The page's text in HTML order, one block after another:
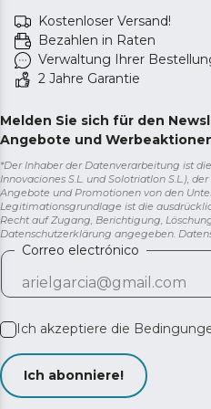
Kostenloser Versand!
Bezahlen in Raten
Verwaltung Ihrer
2 Jahre Garantie
Melden Sie sich für den
Angebote und
*Der Inhaber der Datenverarbeitung ist
Innovaciones S.L. und Solotriatlon S.L.),
Angebote und Promotionen von den
Legitimationsgrundlage ist die
Recht auf Zugang, Berichtigung,
Datenschutzerklärung angegeben.
Correo electrónico
Ich akzeptiere die
Ich abonniere!